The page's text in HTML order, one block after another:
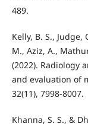
489.
Kelly, B. S., Judge,
M., Aziz, A.,
(2022). Radiology
and evaluation of
32(11), 7998-8007.
Khanna, S. S., &